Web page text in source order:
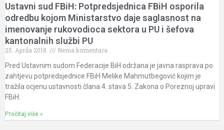
Ustavni sud FBiH: Potpredsjednica FBiH osporila
odredbu kojom Ministarstvo daje saglasnost na
imenovanje rukovodioca sektora u PU i šefova
kantonalnih službi PU
25. Aprila 2018.
Nema komentara
Pred Ustavnim sudom Federacije BiH održana je javna rasprava po
zahtjevu potpredsjednice FBiH Melike Mahmutbegović kojim je
tražila ocjenu ustavnosti člana 4. stava 5. Zakona o Poreznoj upravi
FBiH.
Pročitaj više »